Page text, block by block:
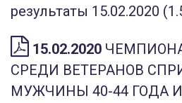
результаты 15.02.2020
15.02.2020
СРЕДИ ВЕТЕРАНОВ
МУЖЧИНЫ 40-44 ГОДА